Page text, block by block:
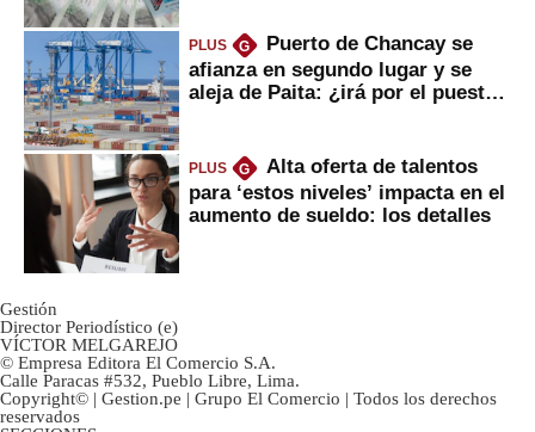
PLUS G
Puerto de Chancay se
afianza en segundo lugar y se
aleja de Paita: ¿irá por el puesto
PLUS G
Alta oferta de talentos
para ‘estos niveles’ impacta en el
aumento de sueldo: los detalles
Gestión
Director Periodístico (e)
VÍCTOR MELGAREJO
© Empresa Editora El Comercio S.A.
Calle Paracas #532, Pueblo Libre, Lima.
Copyright© | Gestion.pe | Grupo El Comercio | Todos los derechos
reservados